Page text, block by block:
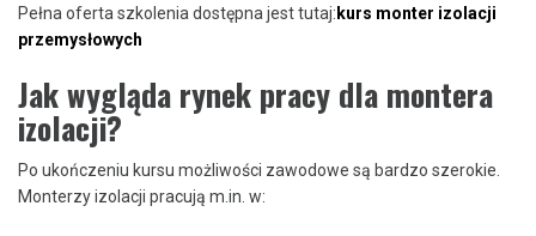
Pełna oferta szkolenia dostępna jest tutaj:kurs monter izolacji
przemysłowych
Jak wygląda rynek pracy dla montera
izolacji?
Po ukończeniu kursu możliwości zawodowe są bardzo szerokie.
Monterzy izolacji pracują m.in. w: